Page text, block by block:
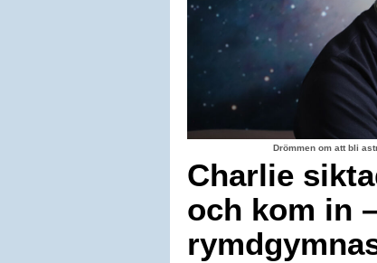
Drömmen om att bli
Charlie
och kom in